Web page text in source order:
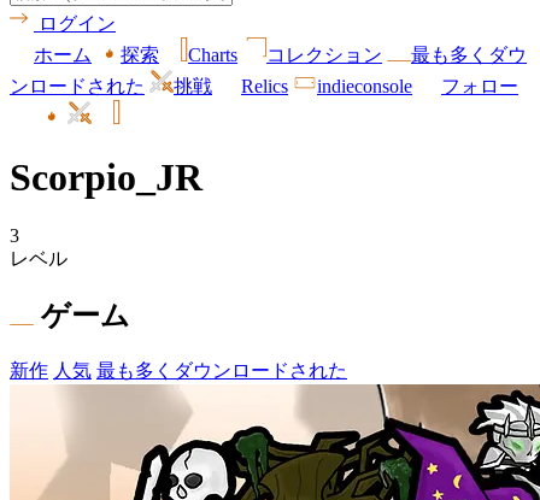
ログイン
ホーム
探索 Charts コレクション
最も多くダウ
ンロードされた
挑戦 Relics indieconsole フォロー
Scorpio_JR
3
レベル
ゲーム
新作 人気 最も多くダウンロードされた